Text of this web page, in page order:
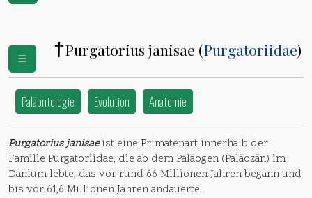
†Purgatorius janisae (Purgatoriidae)
Paläontologie Evolution Anatomie
Purgatorius janisaeist eine Primatenart innerhalb der
Familie Purgatoriidae, die ab dem Paläogen (Paläozän) im
Danium lebte, das vor rund 66 Millionen Jahren begann und
bis vor 61,6 Millionen Jahren andauerte.